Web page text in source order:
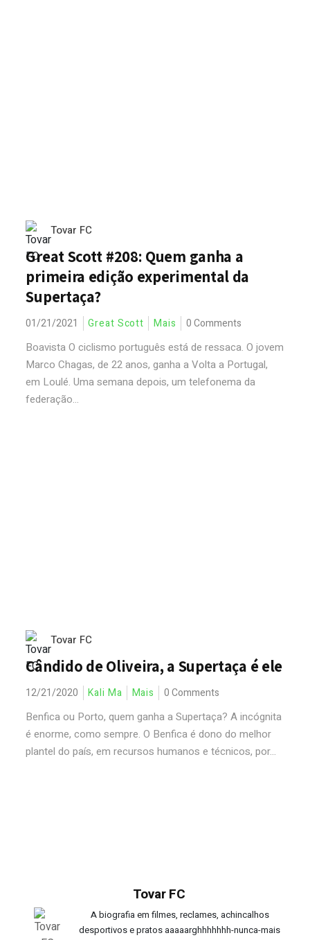
Tovar FC
Great Scott #208: Quem ganha a
primeira edição experimental da
Supertaça?
01/21/2021 Great Scott Mais 0 Comments
Boavista O ciclismo português está de ressaca. O jovem
Marco Chagas, de 22 anos, ganha a Volta a Portugal,
em Loulé. Uma semana depois, um telefonema da
federação...
Tovar FC
Cândido de Oliveira, a Supertaça é ele
12/21/2020 Kali Ma Mais 0 Comments
Benfica ou Porto, quem ganha a Supertaça? A incógnita
é enorme, como sempre. O Benfica é dono do melhor
plantel do país, em recursos humanos e técnicos, por...
Tovar FC
A biografia em filmes, reclames, achincalhos
desportivos e pratos aaaaarghhhhhhh-nunca-mais